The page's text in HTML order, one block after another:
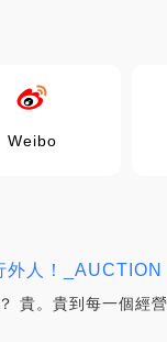
Weibo
人！_AUCTION
貴。貴到每一個